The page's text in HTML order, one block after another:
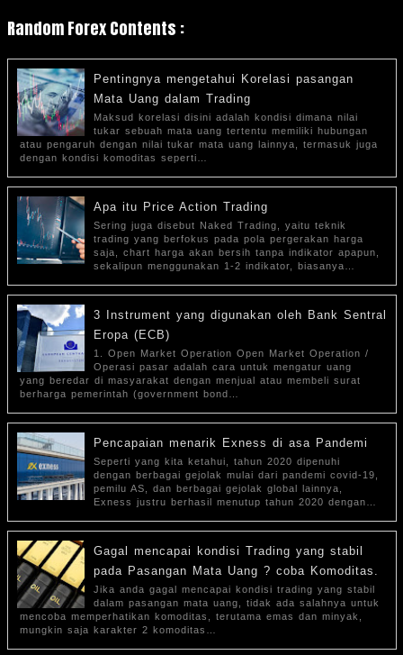
Random Forex Contents :
Pentingnya mengetahui Korelasi pasangan
Mata Uang dalam Trading
Maksud korelasi disini adalah kondisi dimana nilai
tukar sebuah mata uang tertentu memiliki hubungan
atau pengaruh dengan nilai tukar mata uang lainnya, termasuk juga
dengan kondisi komoditas seperti…
Apa itu Price Action Trading
Sering juga disebut Naked Trading, yaitu teknik
trading yang berfokus pada pola pergerakan harga
saja, chart harga akan bersih tanpa indikator apapun,
sekalipun menggunakan 1-2 indikator, biasanya…
3 Instrument yang digunakan oleh Bank Sentral
Eropa (ECB)
1. Open Market Operation Open Market Operation /
Operasi pasar adalah cara untuk mengatur uang
yang beredar di masyarakat dengan menjual atau membeli surat
berharga pemerintah (government bond…
Pencapaian menarik Exness di asa Pandemi
Seperti yang kita ketahui, tahun 2020 dipenuhi
dengan berbagai gejolak mulai dari pandemi covid-19,
pemilu AS, dan berbagai gejolak global lainnya,
Exness justru berhasil menutup tahun 2020 dengan…
Gagal mencapai kondisi Trading yang stabil
pada Pasangan Mata Uang ? coba Komoditas.
Jika anda gagal mencapai kondisi trading yang stabil
dalam pasangan mata uang, tidak ada salahnya untuk
mencoba memperhatikan komoditas, terutama emas dan minyak,
mungkin saja karakter 2 komoditas…